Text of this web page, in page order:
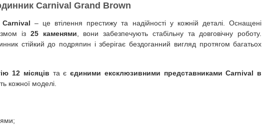
Carnival Grand Brown
Carnival – це втілення престижу та надійності у кожній деталі. Оснащені
із 25 каменями , вони забезпечують стабільну та довговічну роботу.
стійкий до подряпин і зберігає бездоганний вигляд протягом багатьох
12 місяців та є єдиними ексклюзивними представниками Carnival в
кожної моделі.